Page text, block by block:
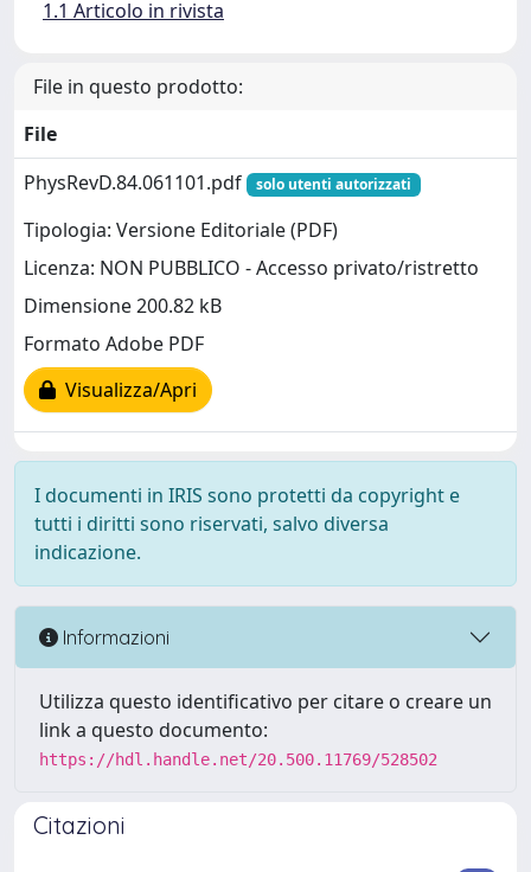
1.1 Articolo in rivista
File in questo prodotto:
File
PhysRevD.84.061101.pdf
solo utenti autorizzati
Tipologia: Versione Editoriale (PDF)
Licenza: NON PUBBLICO - Accesso privato/ristretto
Dimensione 200.82 kB
Formato Adobe PDF
Visualizza/Apri
I documenti in IRIS sono protetti da copyright e
tutti i diritti sono riservati, salvo diversa
indicazione.
Informazioni
Utilizza questo identificativo per citare o creare un
link a questo documento:
https://hdl.handle.net/20.500.11769/528502
Citazioni